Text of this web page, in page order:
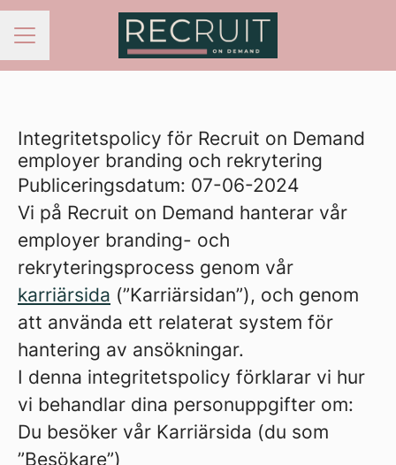
KARRIÄRMENY
Integritetspolicy för Recruit on Demand
employer branding och rekrytering
Publiceringsdatum: 07-06-2024
Vi på Recruit on Demand hanterar vår
employer branding- och
rekryteringsprocess genom vår
karriärsida (”Karriärsidan”), och genom
att använda ett relaterat system för
hantering av ansökningar.
I denna integritetspolicy förklarar vi hur
vi behandlar dina personuppgifter om:
Du besöker vår Karriärsida (du som
”Besökare”)